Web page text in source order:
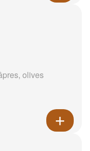
olives